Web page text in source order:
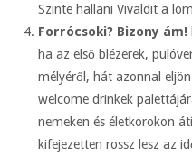
Szinte hallani Vivaldit a
Forrócsoki? Bizony ám!
ha az első blézerek,
mélyéről, hát azonnal
welcome drinkek
nemeken és életkorokon
kifejezetten rossz lesz az